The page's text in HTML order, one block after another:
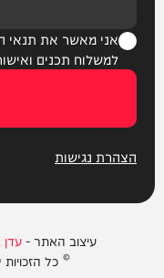
אני מאשר את תנאי
למשלוח תכנים
הצהרת נגישות
עיצוב האתר -עדן
© כל הזכויות